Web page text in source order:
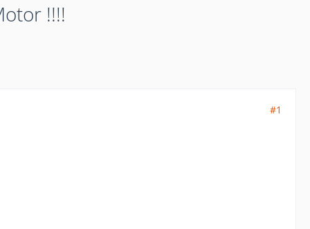
!!!!
#1